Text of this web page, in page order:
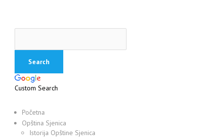
Custom Search
Početna
Opština Sjenica
Istorija Opštine Sjenica